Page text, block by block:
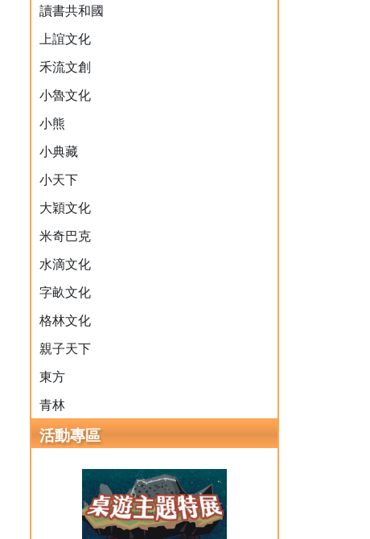
讀書共和國
上誼文化
禾流文創
小魯文化
小熊
小典藏
小天下
大穎文化
米奇巴克
水滴文化
字畝文化
格林文化
親子天下
東方
青林
活動專區